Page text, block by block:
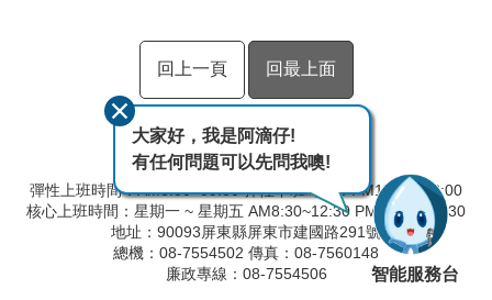
回上一頁 回最上面
彈性上班時間：AM8:00~09:00 彈性下班時間：PM17:00~18:00
核心上班時間：星期一 ~ 星期五 AM8:30~12:30 PM13:30~17:30
地址：90093屏東縣屏東市建國路291號
總機：08-7554502 傳真：08-7560148
廉政專線：08-7554506
大家好，我是阿滴仔!
有任何問題可以先問我噢!
智能服務台